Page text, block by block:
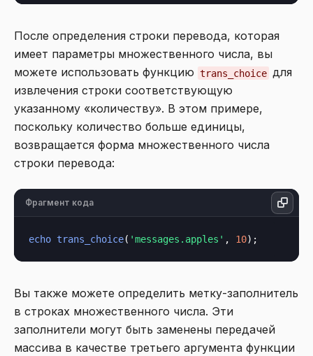
После определения строки перевода, которая
имеет параметры множественного числа, вы
можете использовать функцию trans_choice для
извлечения строки соответствующую
указанному «количеству». В этом примере,
поскольку количество больше единицы,
возвращается форма множественного числа
строки перевода:
Фрагмент кода
echo trans_choice( 'messages.apples' , 10
Вы также можете определить метку-заполнитель
в строках множественного числа. Эти
заполнители могут быть заменены передачей
массива в качестве третьего аргумента функции